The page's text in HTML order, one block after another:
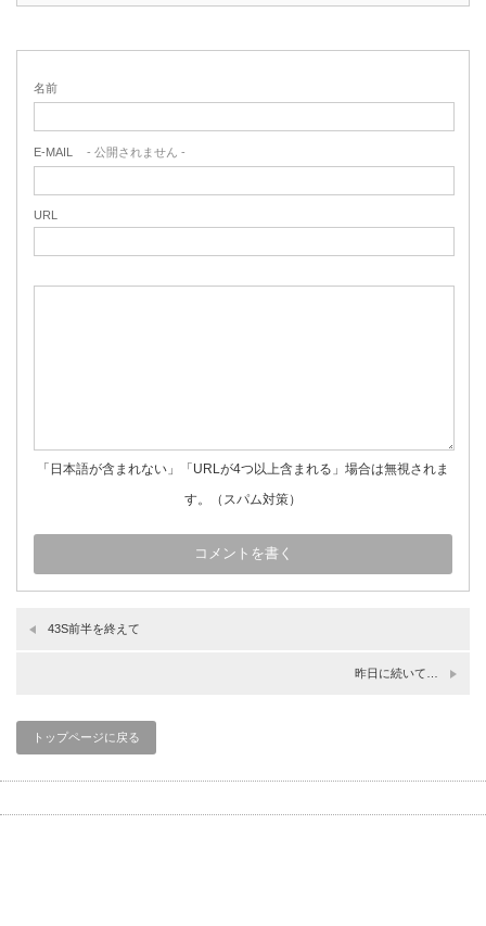
名前
E-MAIL - 公開されません -
URL
「日本語が含まれない」「URLが4つ以上含まれる」場合は無視されま
す。（スパム対策）
43S前半を終えて
昨日に続いて…
トップページに戻る